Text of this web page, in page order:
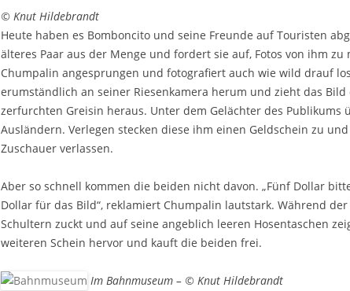
© Knut Hildebrandt
Heute haben es Bomboncito und seine Freunde auf Touristen
älteres Paar aus der Menge und fordert sie auf, Fotos von ihm zu
Chumpalin angesprungen und fotografiert auch wie wild drauf
erumständlich an seiner Riesenkamera herum und zieht das Bild
zerfurchten Greisin heraus. Unter dem Gelächter des Publikums
Ausländern. Verlegen stecken diese ihm einen Geldschein zu
Zuschauer verlassen.
Aber so schnell kommen die beiden nicht davon. „Fünf Dollar
Dollar für das Bild“, reklamiert Chumpalin lautstark. Während
Schultern zuckt und auf seine angeblich leeren Hosentaschen
weiteren Schein hervor und kauft die beiden frei.
Im Bahnmuseum – © Knut Hildebrandt